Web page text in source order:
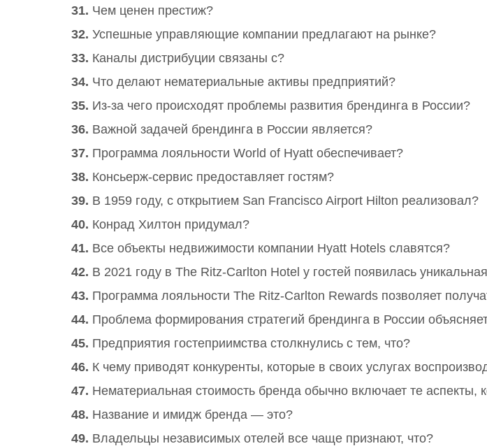
31. Чем ценен престиж?
32. Успешные управляющие компании предлагают на рынке?
33. Каналы дистрибуции связаны с?
34. Что делают нематериальные активы предприятий?
35. Из-за чего происходят проблемы развития брендинга в России?
36. Важной задачей брендинга в России является?
37. Программа лояльности World of Hyatt обеспечивает?
38. Консьерж-сервис предоставляет гостям?
39. В 1959 году, с открытием San Francisco Airport Hilton реализовал?
40. Конрад Хилтон придумал?
41. Все объекты недвижимости компании Hyatt Hotels славятся?
42. В 2021 году в The Ritz-Carlton Hotel у гостей появилась
43. Программа лояльности The Ritz-Carlton Rewards позволяет
44. Проблема формирования стратегий брендинга в России
45. Предприятия гостеприимства столкнулись с тем, что?
46. К чему приводят конкуренты, которые в своих услугах
47. Нематериальная стоимость бренда обычно включает те аспекты,
48. Название и имидж бренда — это?
49. Владельцы независимых отелей все чаще признают, что?